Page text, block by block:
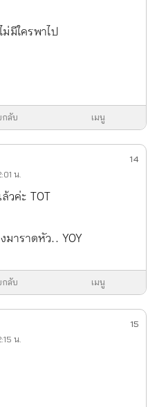
มีใครพาไป
กลับ เมนู
น.
14
ค่ะ TOT
าราดหัว.. YOY
กลับ เมนู
น.
15